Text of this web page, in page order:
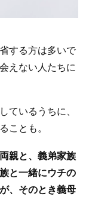
する方は多いで
えない人たちに
ているうちに、
ことも。
親と、義弟家族
と一緒にウチの
、そのとき義母